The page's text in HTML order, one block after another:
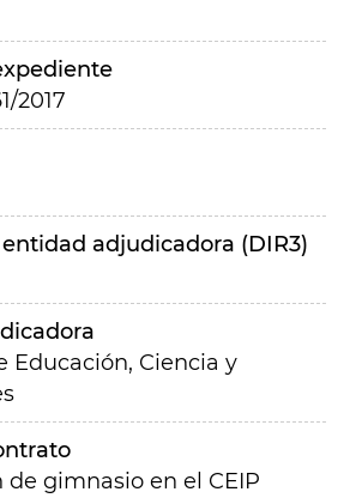
2017
adjudicadora (DIR3)
Educación, Ciencia y
de gimnasio en el CEIP